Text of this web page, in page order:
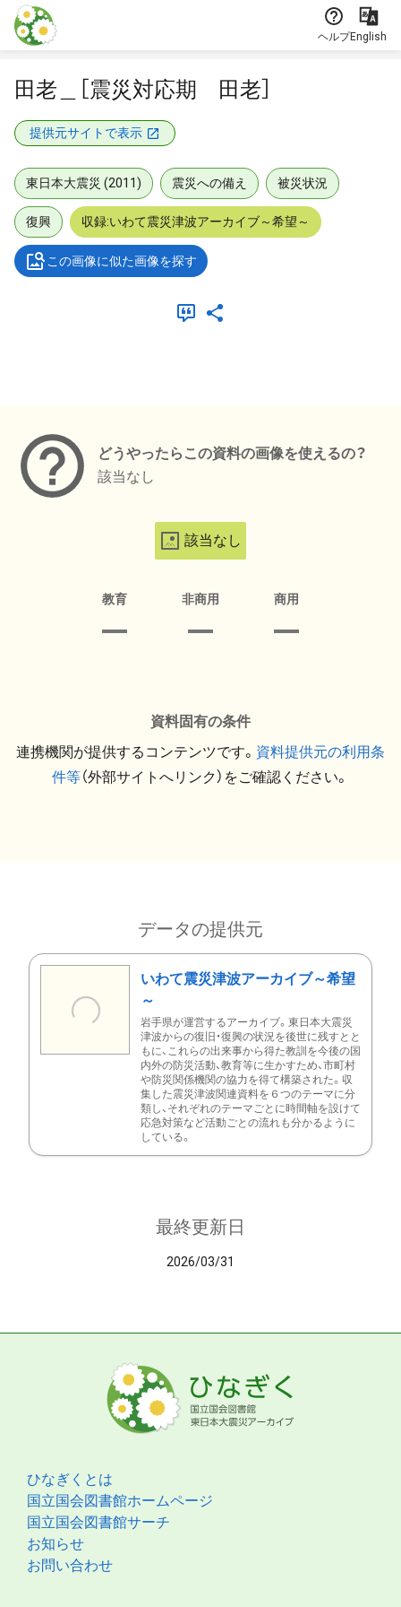
本文に飛ぶ
ヘルプEnglish
田老＿［震災対応期 田老］
提供元サイトで表示
東日本大震災 (2011) 震災への備え 被災状況
復興 収録:いわて震災津波アーカイブ～希望～
この画像に似た画像を探す
どうやったらこの資料の画像を使えるの？
該当なし
該当なし
教育 非商用 商用
資料固有の条件
連携機関が提供するコンテンツです。 資料提供元の利用条
件等（外部サイトへリンク）をご確認ください。
データの提供元
いわて震災津波アーカイブ～希望
～
岩手県が運営するアーカイブ。東日本大震災
津波からの復旧・復興の状況を後世に残すとと
もに、これらの出来事から得た教訓を今後の国
内外の防災活動、教育等に生かすため、市町村
や防災関係機関の協力を得て構築された。収
集した震災津波関連資料を６つのテーマに分
類し、それぞれのテーマごとに時間軸を設けて
応急対策など活動ごとの流れも分かるように
している。
最終更新日
2026/03/31
ひなぎくとは
国立国会図書館ホームページ
国立国会図書館サーチ
お知らせ
お問い合わせ